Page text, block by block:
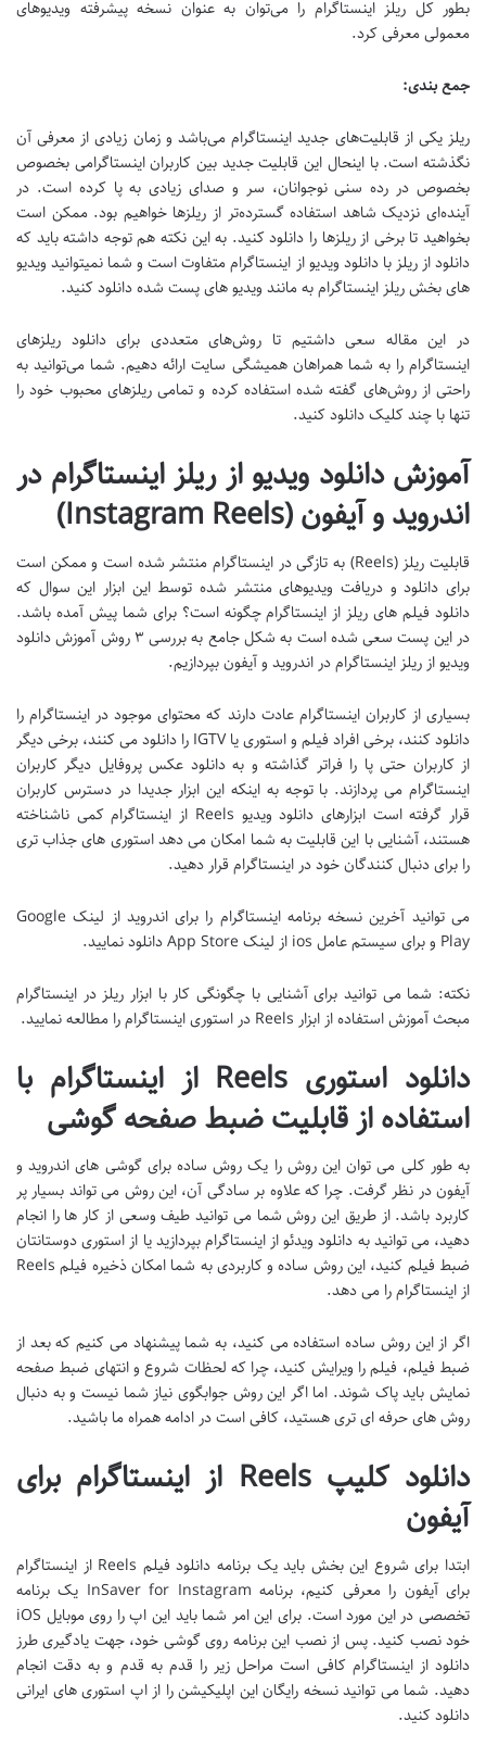
بطور کل ریلز اینستاگرام را می‌توان به عنوان نسخه پیشرفته ویدیوهای
معمولی معرفی کرد.
جمع بندی:
ریلز یکی از قابلیت‌های جدید اینستاگرام می‌باشد و زمان زیادی از معرفی آن
نگذشته است. با اینحال این قابلیت جدید بین کاربران اینستاگرامی بخصوص
بخصوص در رده سنی نوجوانان، سر و صدای زیادی به پا کرده است. در
آینده‌ای نزدیک شاهد استفاده گسترده‌تر از ریلزها خواهیم بود. ممکن است
بخواهید تا برخی از ریلزها را دانلود کنید. به این نکته هم توجه داشته باید که
دانلود از ریلز با دانلود ویدیو از اینستاگرام متفاوت است و شما نمیتوانید ویدیو
های بخش ریلز اینستاگرام به مانند ویدیو های پست شده دانلود کنید.
در این مقاله سعی داشتیم تا روش‌های متعددی برای دانلود ریلزهای
اینستاگرام را به شما همراهان همیشگی سایت ارائه دهیم. شما می‌توانید به
راحتی از روش‌های گفته شده استفاده کرده و تمامی ریلزهای محبوب خود را
تنها با چند کلیک دانلود کنید.
آموزش دانلود ویدیو از ریلز اینستاگرام در
اندروید و آیفون (Instagram Reels)
قابلیت ریلز (Reels) به تازگی در اینستاگرام منتشر شده است و ممکن است
برای دانلود و دریافت ویدیوهای منتشر شده توسط این ابزار این سوال که
دانلود فیلم های ریلز از اینستاگرام چگونه است؟ برای شما پیش آمده باشد.
در این پست سعی شده است به شکل جامع به بررسی ۳ روش آموزش دانلود
ویدیو از ریلز اینستاگرام در اندروید و آیفون بپردازیم.
بسیاری از کاربران اینستاگرام عادت دارند که محتوای موجود در اینستاگرام را
دانلود کنند، برخی افراد فیلم و استوری یا IGTV را دانلود می کنند، برخی دیگر
از کاربران حتی پا را فراتر گذاشته و به دانلود عکس پروفایل دیگر کاربران
اینستاگرام می پردازند. با توجه به اینکه این ابزار جدیدا در دسترس کاربران
قرار گرفته است ابزارهای دانلود ویدیو Reels از اینستاگرام کمی ناشناخته
هستند، آشنایی با این قابلیت به شما امکان می دهد استوری های جذاب تری
را برای دنبال کنندگان خود در اینستاگرام قرار دهید.
می توانید آخرین نسخه برنامه اینستاگرام را برای اندروید از لینک Google
Play و برای سیستم عامل ios از لینک App Store دانلود نمایید.
نکته: شما می توانید برای آشنایی با چگونگی کار با ابزار ریلز در اینستاگرام
مبحث آموزش استفاده از ابزار Reels در استوری اینستاگرام را مطالعه نمایید.
دانلود استوری Reels از اینستاگرام با
استفاده از قابلیت ضبط صفحه گوشی
به طور کلی می توان این روش را یک روش ساده برای گوشی های اندروید و
آیفون در نظر گرفت. چرا که علاوه بر سادگی آن، این روش می تواند بسیار پر
کاربرد باشد. از طریق این روش شما می توانید طیف وسعی از کار ها را انجام
دهید، می توانید به دانلود ویدئو از اینستاگرام بپردازید یا از استوری دوستانتان
ضبط فیلم کنید، این روش ساده و کاربردی به شما امکان ذخیره فیلم Reels
از اینستاگرام را می دهد.
اگر از این روش ساده استفاده می کنید، به شما پیشنهاد می کنیم که بعد از
ضبط فیلم، فیلم را ویرایش کنید، چرا که لحظات شروع و انتهای ضبط صفحه
نمایش باید پاک شوند. اما اگر این روش جوابگوی نیاز شما نیست و به دنبال
روش های حرفه ای تری هستید، کافی است در ادامه همراه ما باشید.
دانلود کلیپ Reels از اینستاگرام برای
آیفون
ابتدا برای شروع این بخش باید یک برنامه دانلود فیلم Reels از اینستاگرام
برای آیفون را معرفی کنیم، برنامه ‎InSaver for Instagram یک برنامه
تخصصی در این مورد است. برای این امر شما باید این اپ را روی موبایل iOS
خود نصب کنید. پس از نصب این برنامه روی گوشی خود، جهت یادگیری طرز
دانلود از اینستاگرام کافی است مراحل زیر را قدم به قدم و به دقت انجام
دهید. شما می توانید نسخه رایگان این اپلیکیشن را از اپ استوری های ایرانی
دانلود کنید.